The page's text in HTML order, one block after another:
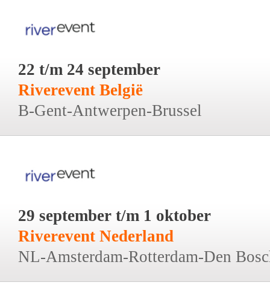
22 t/m 24 september
Riverevent België
B-Gent-Antwerpen-Brussel
29 september t/m 1 oktober
Riverevent Nederland
NL-Amsterdam-Rotterdam-Den